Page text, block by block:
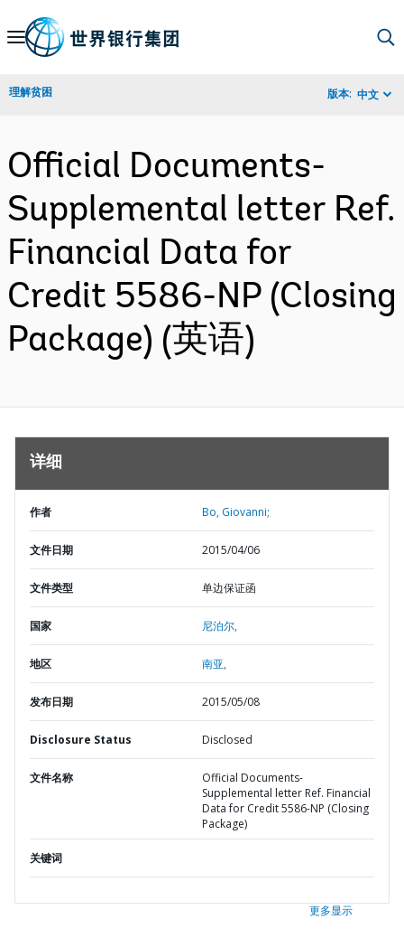
Skip
Navigation
理解贫困 版本: 中文
Official Documents-
Supplemental letter Ref.
Financial Data for
Credit 5586-NP (Closing
Package) (英语)
详细
作者 Bo, Giovanni;
文件日期 2015/04/06
文件类型 单边保证函
国家 尼泊尔,
地区 南亚,
发布日期 2015/05/08
Disclosure Status Disclosed
文件名称
Official Documents-
Supplemental letter Ref. Financial
Data for Credit 5586-NP (Closing
Package)
关键词
更多显示